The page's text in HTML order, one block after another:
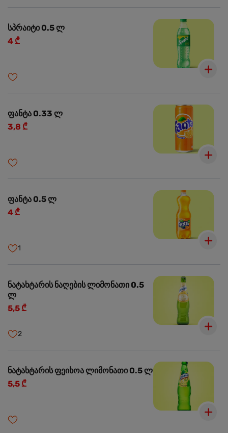
სპრაიტი 0.5 ლ
4 ₾
ფანტა 0.33 ლ
3,8 ₾
ფანტა 0.5 ლ
4 ₾
1
ნატახტარის ნაღების ლიმონათი 0.5
ლ
5,5 ₾
2
ნატახტარის ფეიხოა ლიმონათი 0.5 ლ
5,5 ₾